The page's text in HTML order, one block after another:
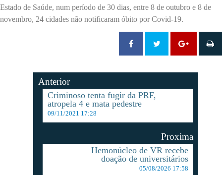
Estado de Saúde, num período de 30 dias, entre 8 de outubro e 8 de
novembro, 24 cidades não notificaram óbito por Covid-19.
Anterior
Criminoso tenta fugir da PRF,
atropela 4 e mata pedestre
09/11/2021 17:28
Proxima
Hemonúcleo de VR recebe
doação de universitários
05/08/2026 17:58